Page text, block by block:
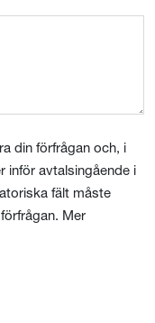
din förfrågan och, i
inför avtalsingående i
fält måste
Mer